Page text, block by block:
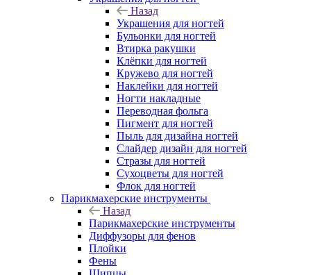
Назад
Украшения для ногтей
Бульонки для ногтей
Втирка ракушки
Клёпки для ногтей
Кружево для ногтей
Наклейки для ногтей
Ногти накладные
Переводная фольга
Пигмент для ногтей
Пыль для дизайна ногтей
Слайдер дизайн для ногтей
Стразы для ногтей
Сухоцветы для ногтей
Флок для ногтей
Парикмахерские инструменты
Назад
Парикмахерские инструменты
Диффузоры для фенов
Плойки
Фены